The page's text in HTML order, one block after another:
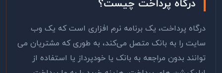
درگاه پرداخت چیست؟
درگاه پرداخت، یک برنامه نرم‌ افزاری است که یک وب
‌سایت را به بانک متصل می‌کند، به طوری که مشتریان می‌
توانند بدون مراجعه به بانک یا خودپرداز یا استفاده از